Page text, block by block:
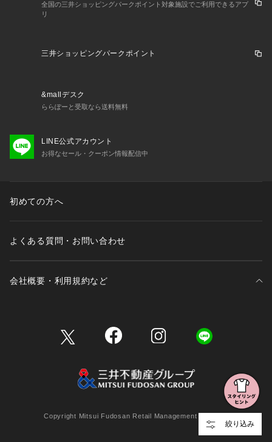
絞り込み
全国の三井ショッピングパークポイント対象施設でご利用できるアプ
リ
三井ショッピングパークポイント
&mallデスク
ららぽーと受取なら送料無料
LINE公式アカウント
お得なセール・クーポン情報配信中
初めての方へ
よくある質問・お問い合わせ
会社概要・利用規約など
Copyright Mitsui Fudosan Retail Management Co., Ltd.